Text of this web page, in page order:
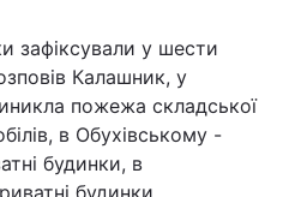
зафіксували у шести
Калашник, у
пожежа складської
в Обухівському -
будинки, в
будинки,